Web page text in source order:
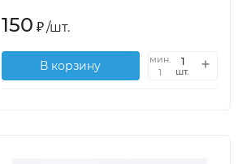
150 ₽/шт.
В корзину
мин.
1
шт.